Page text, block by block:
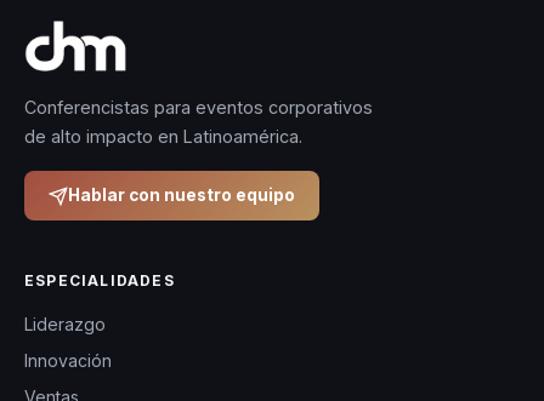
Conferencistas para eventos corporativos
de alto impacto en Latinoamérica.
Hablar con nuestro equipo
ESPECIALIDADES
Liderazgo
Innovación
Ventas